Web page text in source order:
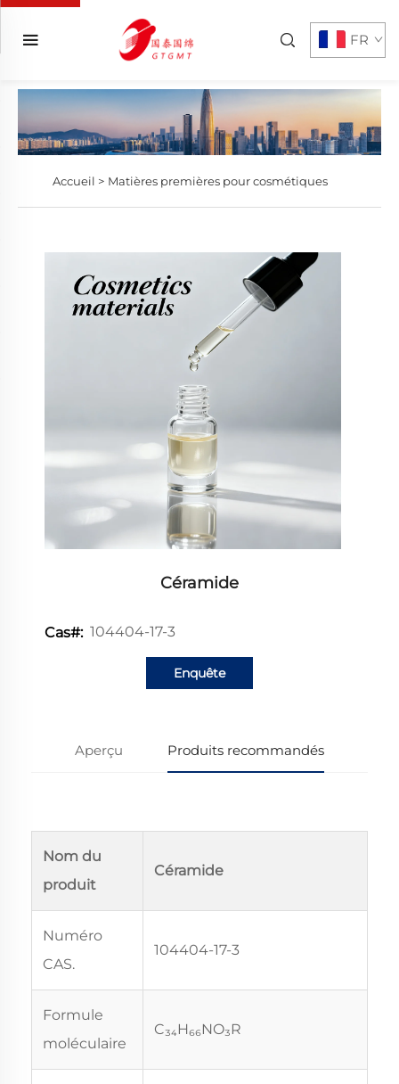
FR
Accueil > Matières premières pour cosmétiques
Céramide
Cas#: 104404-17-3
Enquête
Aperçu Produits recommandés
Nom du
produit
Céramide
Numéro
CAS.
104404-17-3
Formule
moléculaire
C₃₄H₆₆NO₃R